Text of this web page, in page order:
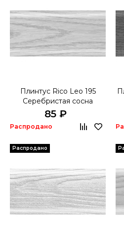
Плинтус Rico Leo 195
Серебристая сосна
85 ₽
Распродано
Распродано